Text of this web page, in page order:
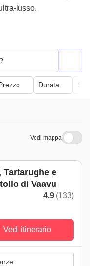
lusso.
Durata
Vedi mappa
Tartarughe e
di Vaavu
4.9 (133)
Vedi itinerario